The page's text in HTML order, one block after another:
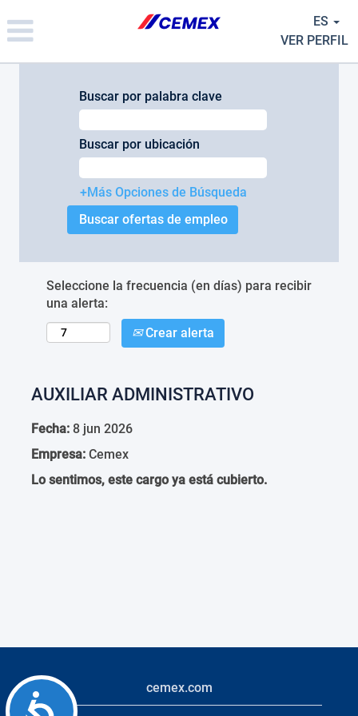
note:
This
Accessibility
ES
VER PERFIL
Buscar por palabra clave
Buscar por ubicación
+Más Opciones de Búsqueda
Seleccione la frecuencia (en días) para recibir
una alerta:
Crear alerta
AUXILIAR ADMINISTRATIVO
Fecha: 8 jun 2026
Empresa: Cemex
Lo sentimos, este cargo ya está cubierto.
cemex.com